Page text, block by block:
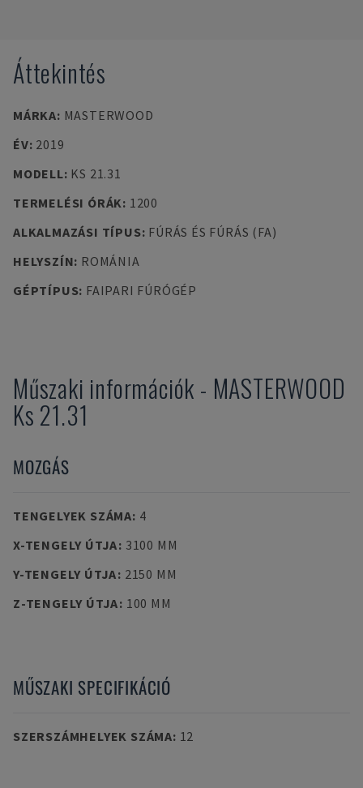
Áttekintés
MÁRKA: MASTERWOOD
ÉV: 2019
MODELL: KS 21.31
TERMELÉSI ÓRÁK: 1200
ALKALMAZÁSI TÍPUS: FÚRÁS ÉS FÚRÁS (FA)
HELYSZÍN: ROMÁNIA
GÉPTÍPUS: FAIPARI FÚRÓGÉP
Műszaki információk - MASTERWOOD
Ks 21.31
MOZGÁS
TENGELYEK SZÁMA: 4
X-TENGELY ÚTJA: 3100 MM
Y-TENGELY ÚTJA: 2150 MM
Z-TENGELY ÚTJA: 100 MM
MŰSZAKI SPECIFIKÁCIÓ
SZERSZÁMHELYEK SZÁMA: 12